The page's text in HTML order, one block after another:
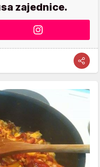
zajednice.